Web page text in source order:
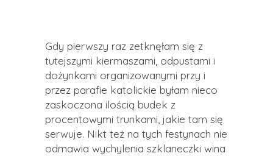
Gdy pierwszy raz zetknęłam się z
tutejszymi kiermaszami, odpustami i
dożynkami organizowanymi przy i
przez parafie katolickie byłam nieco
zaskoczona ilością budek z
procentowymi trunkami, jakie tam się
serwuje. Nikt też na tych festynach nie
odmawia wychylenia szklaneczki wina